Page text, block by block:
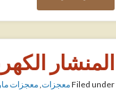
المنشار
Filed underمعجزات ,معجزات